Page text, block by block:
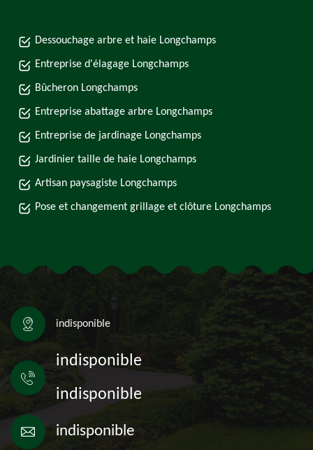
Dessouchage arbre et haie Longchamps
Entreprise d'élagage Longchamps
Bûcheron Longchamps
Entreprise abattage arbre Longchamps
Entreprise de jardinage Longchamps
Jardinier taille de haie Longchamps
Artisan paysagiste Longchamps
Pose et changement grillage et clôture Longchamps
indisponible
indisponible
indisponible
indisponible